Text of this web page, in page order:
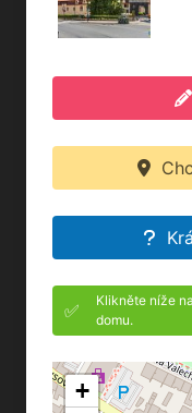
✅
Klikněte níže
domu.
+